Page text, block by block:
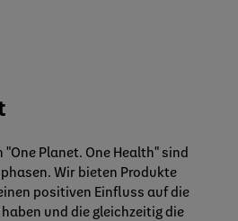
Planet. One Health" sind
Wir bieten Produkte
positiven Einfluss auf die
und die gleichzeitig die